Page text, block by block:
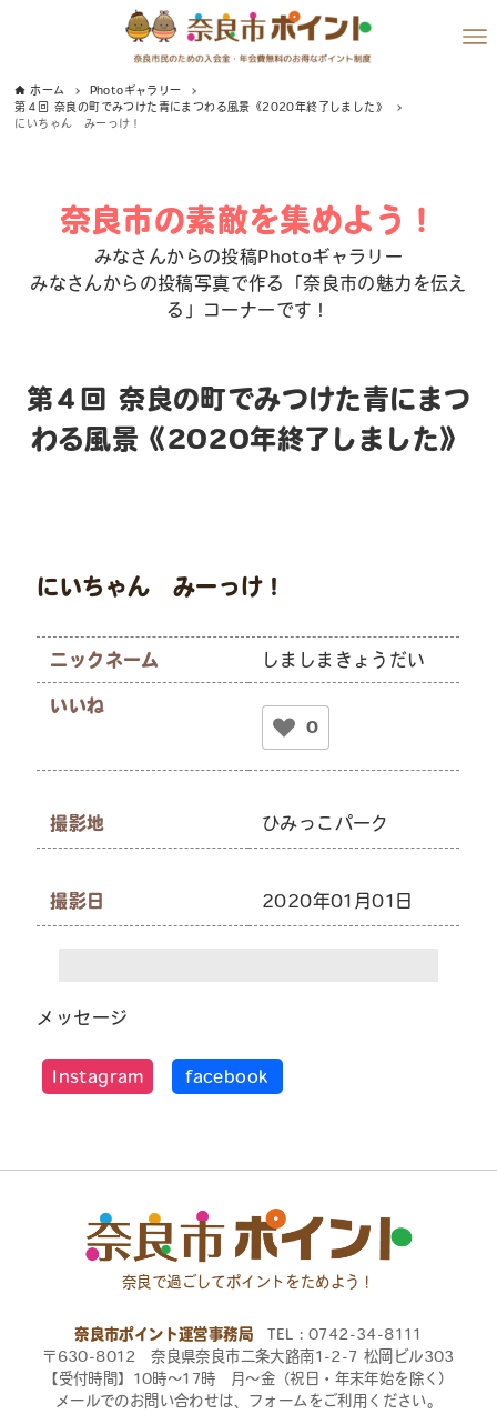
ホーム
Photoギャラリー
第４回 奈良の町でみつけた青にまつわる風景《2020年終了しました》
にいちゃん みーっけ！
奈良市の素敵を集めよう！
みなさんからの投稿Photoギャラリー
みなさんからの投稿写真で作る「奈良市の魅力を伝え
る」コーナーです！
第４回 奈良の町でみつけた青にまつ
わる風景《2020年終了しました》
にいちゃん みーっけ！
ニックネーム しましまきょうだい
いいね
0
撮影地 ひみっこパーク
撮影日 2020年01月01日
メッセージ
Instagram facebook
奈良で過ごしてポイントをためよう！
奈良市ポイント運営事務局 TEL：0742-34-8111
〒630-8012 奈良県奈良市二条大路南1-2-7 松岡ビル303
【受付時間】10時〜17時 月〜金（祝日・年末年始を除く）
メールでのお問い合わせは、フォームをご利用ください。